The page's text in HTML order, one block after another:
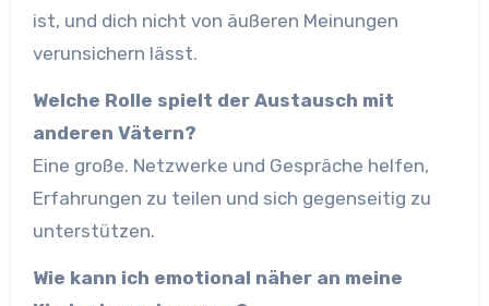
ist, und dich nicht von äußeren Meinungen
verunsichern lässt.
Welche Rolle spielt der Austausch mit
anderen Vätern?
Eine große. Netzwerke und Gespräche helfen,
Erfahrungen zu teilen und sich gegenseitig zu
unterstützen.
Wie kann ich emotional näher an meine